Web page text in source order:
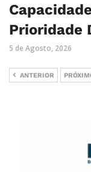
Prioridade
5 de Agosto, 2026
ANTERIOR